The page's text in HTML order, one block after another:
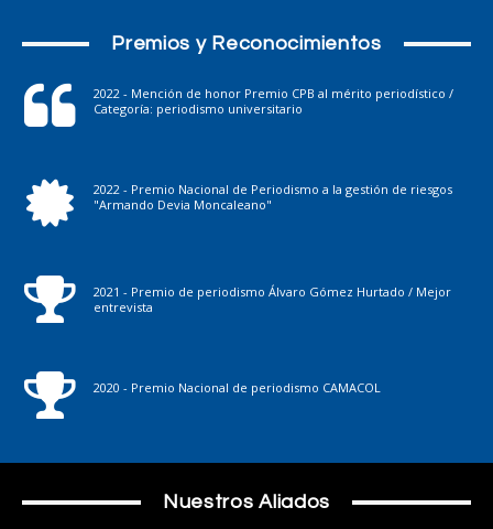
Premios y Reconocimientos
2022 - Mención de honor Premio CPB al mérito periodístico /
Categoría: periodismo universitario
2022 - Premio Nacional de Periodismo a la gestión de riesgos
"Armando Devia Moncaleano"
2021 - Premio de periodismo Álvaro Gómez Hurtado / Mejor
entrevista
2020 - Premio Nacional de periodismo CAMACOL
Nuestros Aliados